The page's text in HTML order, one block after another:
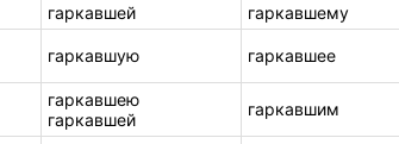
гаркавшей гаркавшему
гаркавшую гаркавшее
гаркавшею
гаркавшей
гаркавшим